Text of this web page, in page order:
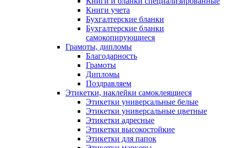
Книги учета
Бухгалтерские бланки
Бухгалтерские бланки
самокопирующиеся
Грамоты, дипломы
Благодарность
Грамоты
Дипломы
Поздравляем
Этикетки, наклейки самоклеящиеся
Этикетки универсальные белые
Этикетки универсальные цветные
Этикетки адресные
Этикетки высокостойкие
Этикетки для папок